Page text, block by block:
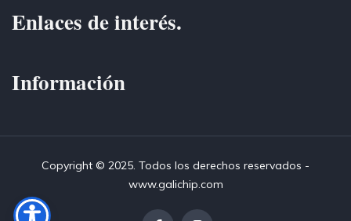
Enlaces de interés.
Información
Copyright © 2025. Todos los derechos reservados -
www.galichip.com